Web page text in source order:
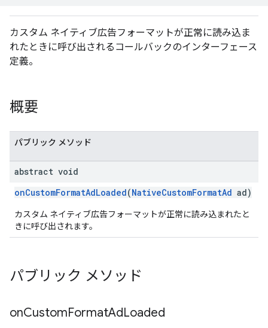
カスタム ネイティブ広告フォーマットが正常に読み込ま
れたときに呼び出されるコールバックのインターフェース
定義。
概要
パブリック メソッド
abstract void
onCustomFormatAdLoaded(NativeCustomFormatAd ad)
カスタム ネイティブ広告フォーマットが正常に読み込まれたと
きに呼び出されます。
パブリック メソッド
onCustomFormatAdLoaded